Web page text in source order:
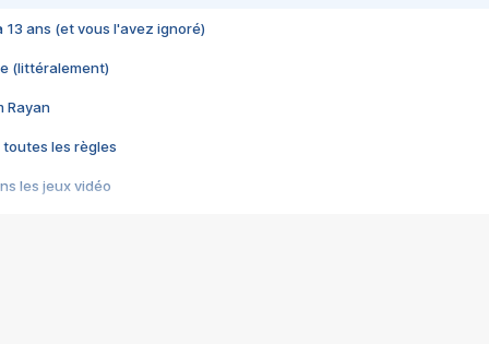
13 ans (et vous l'avez ignoré)
(littéralement)
Rayan
toutes les règles
les jeux vidéo